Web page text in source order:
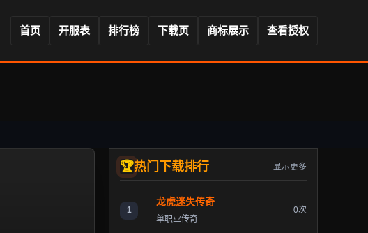
首页 开服表 排行榜 下载页 商标展示 查看授权
热门下载排行 显示更多
1
龙虎迷失传奇
单职业传奇
0次